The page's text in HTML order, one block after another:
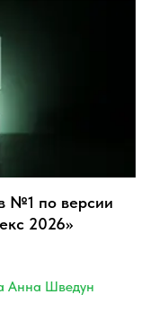
№1 по версии
2026»
Анна Шведун